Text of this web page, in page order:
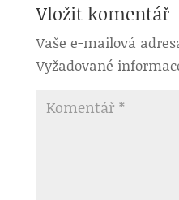
Vložit komentář
Vaše e-mailová
Vyžadované